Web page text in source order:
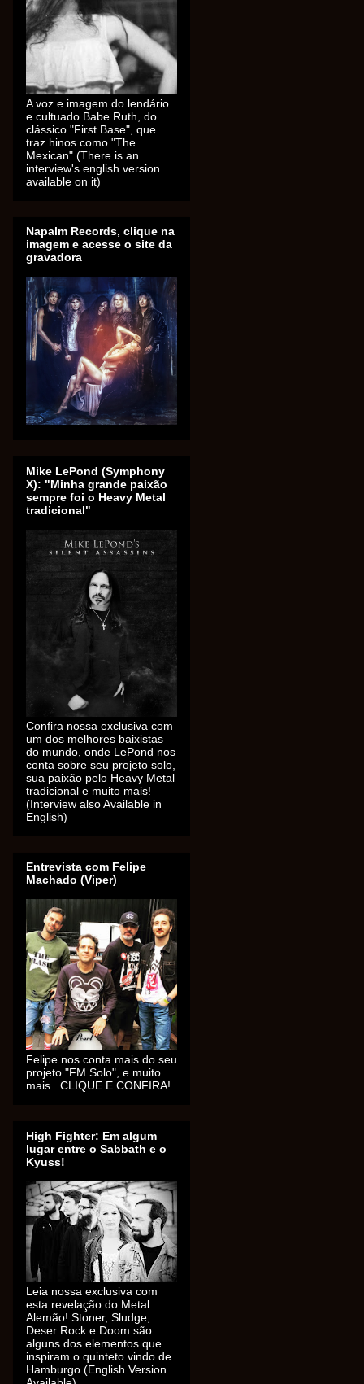
A voz e imagem do lendário
e cultuado Babe Ruth, do
clássico "First Base", que
traz hinos como "The
Mexican" (There is an
interview's english version
available on it)
Napalm Records, clique na
imagem e acesse o site da
gravadora
Mike LePond (Symphony
X): "Minha grande paixão
sempre foi o Heavy Metal
tradicional"
Confira nossa exclusiva com
um dos melhores baixistas
do mundo, onde LePond nos
conta sobre seu projeto solo,
sua paixão pelo Heavy Metal
tradicional e muito mais!
(Interview also Available in
English)
Entrevista com Felipe
Machado (Viper)
Felipe nos conta mais do seu
projeto "FM Solo", e muito
mais...CLIQUE E CONFIRA!
High Fighter: Em algum
lugar entre o Sabbath e o
Kyuss!
Leia nossa exclusiva com
esta revelação do Metal
Alemão! Stoner, Sludge,
Deser Rock e Doom são
alguns dos elementos que
inspiram o quinteto vindo de
Hamburgo (English Version